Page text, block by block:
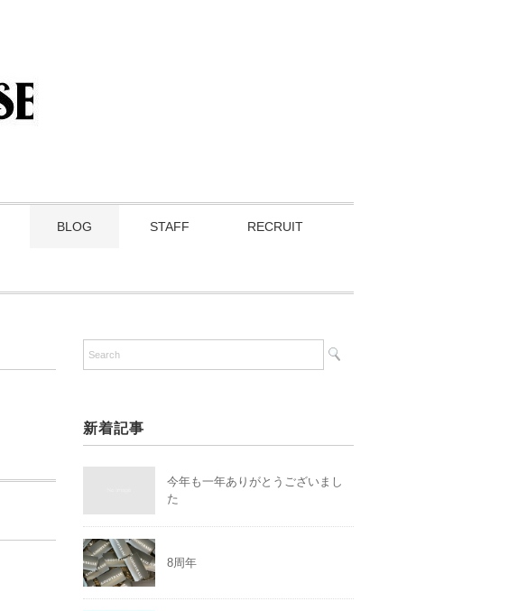
BLOG STAFF RECRUIT
新着記事
今年も一年ありがとうございまし
た
8周年